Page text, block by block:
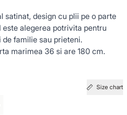
satinat, design cu plii pe o parte
alegerea potrivita pentru
familie sau prieteni.
marimea 36 si are 180 cm.
Size chart